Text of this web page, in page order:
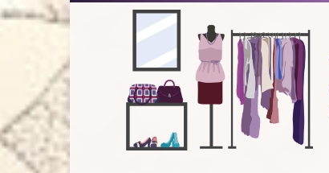
Перейти